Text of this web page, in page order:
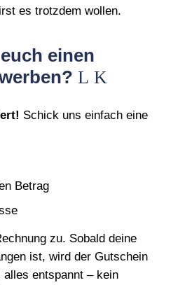
es trotzdem wollen.
einen
Schick uns einfach eine
Betrag
zu. Sobald deine
ist, wird der Gutschein
entspannt – kein